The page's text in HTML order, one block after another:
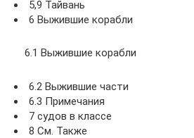
5,9 Тайвань
6 Выжившие корабли
6.1 Выжившие корабли
6.2 Выжившие части
6.3 Примечания
7 судов в классе
8 См. Также